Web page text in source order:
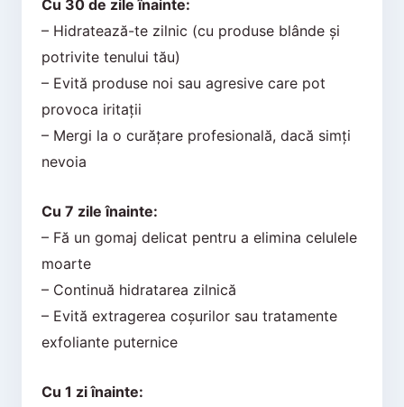
Cu 30 de zile înainte:
– Hidratează-te zilnic (cu produse blânde și
potrivite tenului tău)
– Evită produse noi sau agresive care pot
provoca iritații
– Mergi la o curățare profesională, dacă simți
nevoia
Cu 7 zile înainte:
– Fă un gomaj delicat pentru a elimina celulele
moarte
– Continuă hidratarea zilnică
– Evită extragerea coșurilor sau tratamente
exfoliante puternice
Cu 1 zi înainte: